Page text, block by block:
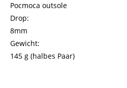
Pocmoca outsole
Drop:
8mm
Gewicht:
145 g (halbes Paar)